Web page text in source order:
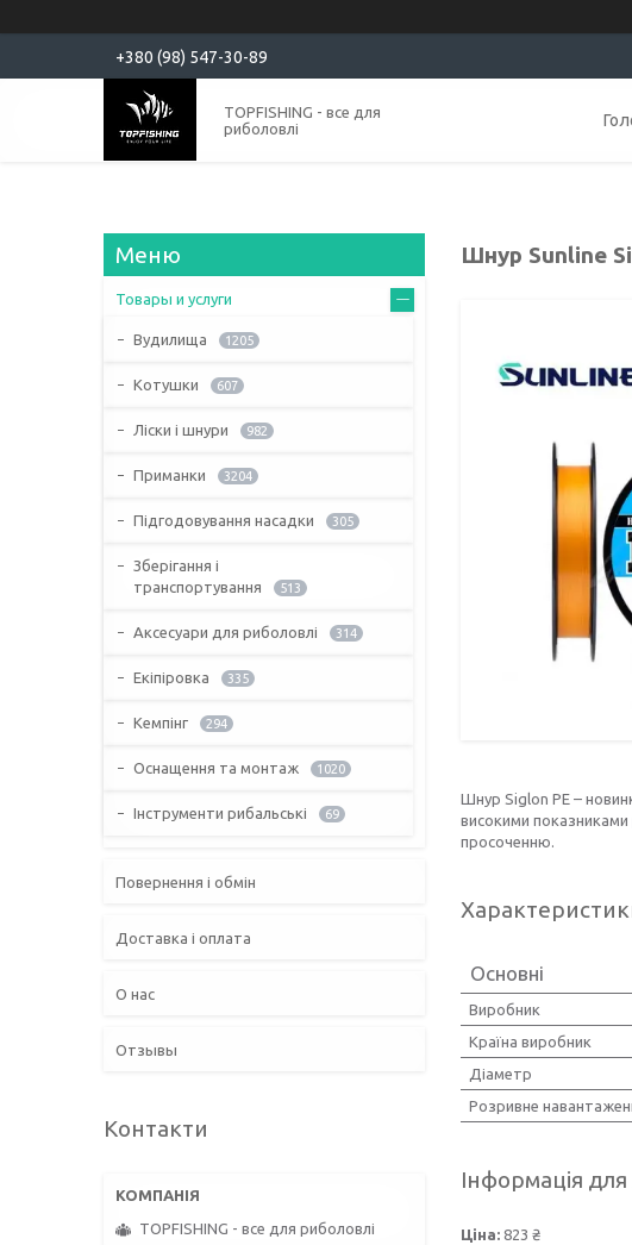
+380 (98) 547-30-89
TOPFISHING - все для
риболовлі
Шнур Sunline
Шнур Siglon PE –
високими показниками
просоченню.
Основні
Виробник
Країна виробник
Діаметр
Розривне
Інформація
Ціна: 823 ₴
Товары и услуги
Вудилища 1205
Котушки 607
Ліски і шнури 982
Приманки 3204
Підгодовування насадки 305
Зберігання і
транспортування
513
Аксесуари для риболовлі 314
Екіпіровка 335
Кемпінг 294
Оснащення та монтаж 1020
Інструменти рибальські 69
Повернення і обмін
Доставка і оплата
О нас
Отзывы
Контакти
TOPFISHING - все для риболовлі